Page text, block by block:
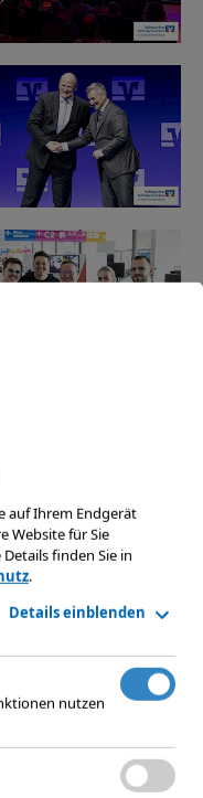
auf Ihrem Endgerät
Website für Sie
finden Sie in
.
Details einblenden
nutzen